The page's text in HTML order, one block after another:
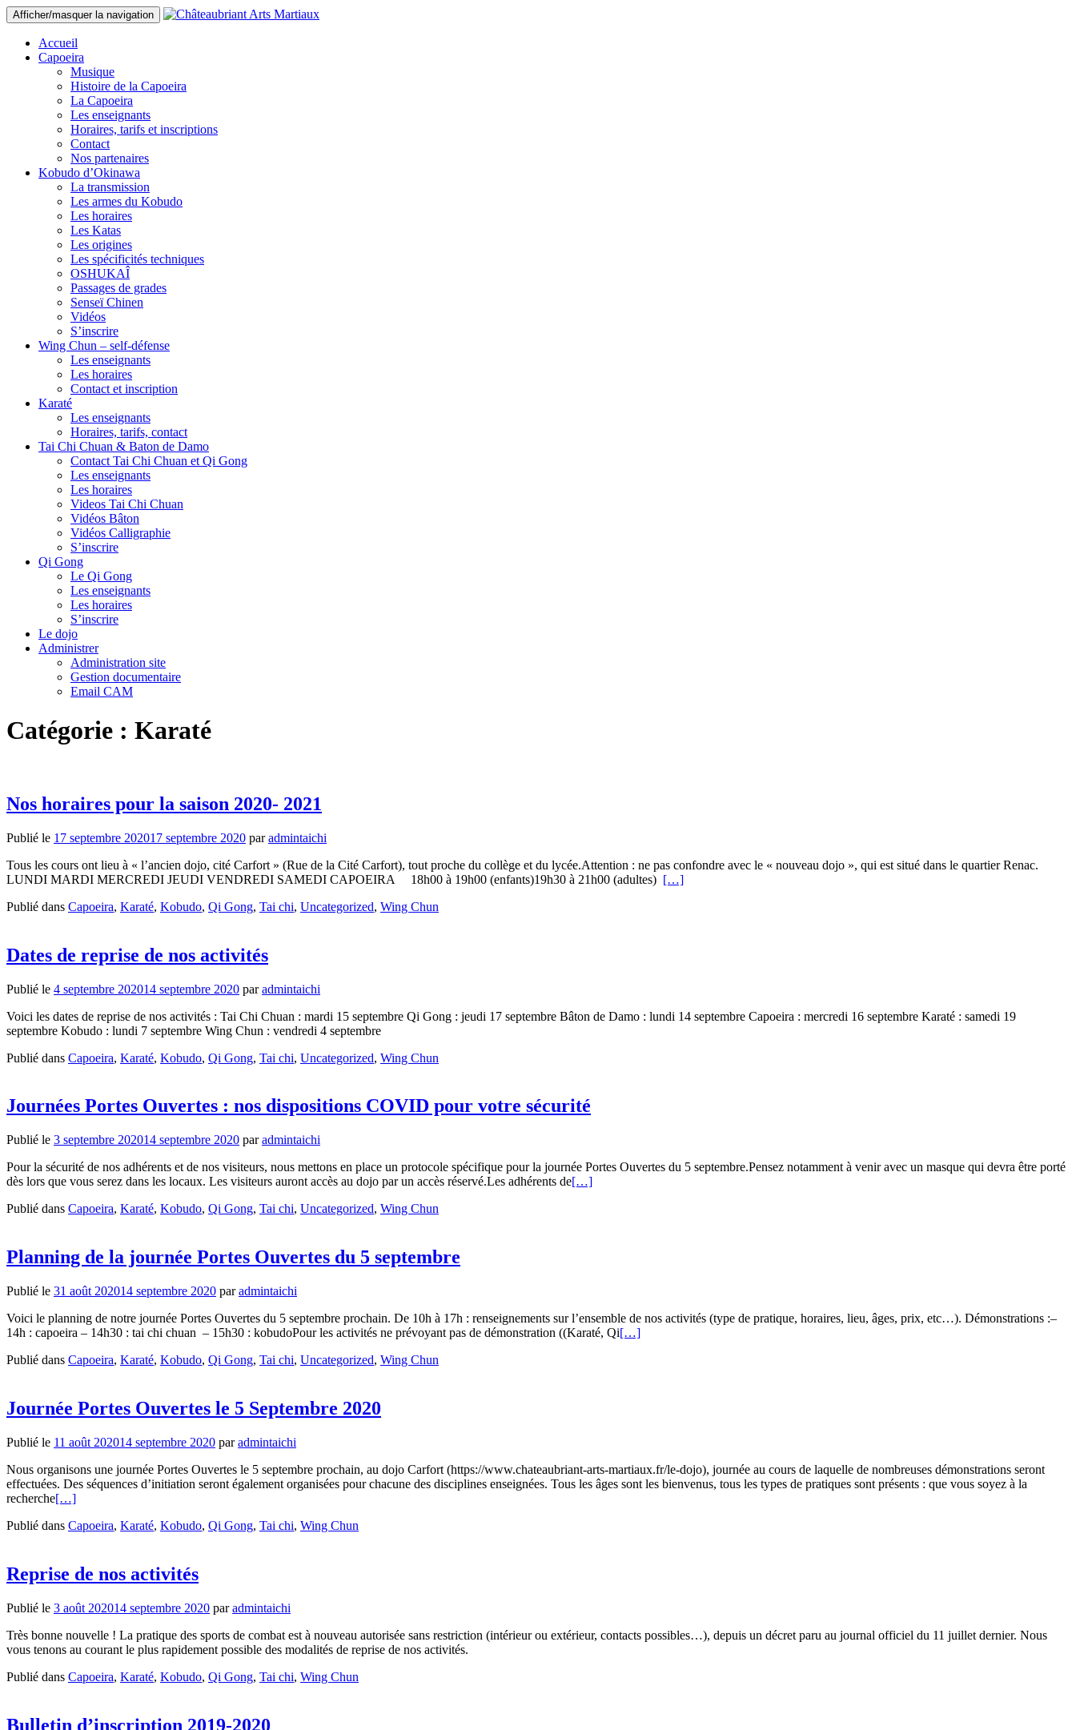
Afficher/masquer la navigation
Aller
Accueil
Capoeira
Musique
Histoire de la Capoeira
La Capoeira
Les enseignants
Horaires, tarifs et inscriptions
Contact
Nos partenaires
Kobudo d’Okinawa
La transmission
Les armes du Kobudo
Les horaires
Les Katas
Les origines
Les spécificités techniques
OSHUKAÎ
Passages de grades
Senseï Chinen
Vidéos
S’inscrire
Wing Chun – self-défense
Les enseignants
Les horaires
Contact et inscription
Karaté
Les enseignants
Horaires, tarifs, contact
Tai Chi Chuan & Baton de Damo
Contact Tai Chi Chuan et Qi Gong
Les enseignants
Les horaires
Videos Tai Chi Chuan
Vidéos Bâton
Vidéos Calligraphie
S’inscrire
Qi Gong
Le Qi Gong
Les enseignants
Les horaires
S’inscrire
Le dojo
Administrer
Administration site
Gestion documentaire
Email CAM
Catégorie : Karaté
Nos horaires pour la saison 2020- 2021
Publié le 17 septembre 202017 septembre 2020 paradmintaichi
Tous les cours ont lieu à « l’ancien dojo, cité Carfort » (Rue de la Cité Carfort), tout proche du collège et du lycée.Attention : ne pas confondre avec le « nouveau dojo », qui est situé dans le quartier Renac.
LUNDI MARDI MERCREDI JEUDI VENDREDI SAMEDI CAPOEIRA 18h00 à 19h00 (enfants)19h30 à 21h00 (adultes) […]
Publié dans Capoeira, Karaté, Kobudo, Qi Gong, Tai chi, Uncategorized, Wing Chun
Dates de reprise de nos activités
Publié le 4 septembre 202014 septembre 2020 paradmintaichi
Voici les dates de reprise de nos activités : Tai Chi Chuan : mardi 15 septembre Qi Gong : jeudi 17 septembre Bâton de Damo : lundi 14 septembre Capoeira : mercredi 16 septembre Karaté : samedi 19
septembre Kobudo : lundi 7 septembre Wing Chun : vendredi 4 septembre
Publié dans Capoeira, Karaté, Kobudo, Qi Gong, Tai chi, Uncategorized, Wing Chun
Journées Portes Ouvertes : nos dispositions COVID pour votre sécurité
Publié le 3 septembre 202014 septembre 2020 paradmintaichi
Pour la sécurité de nos adhérents et de nos visiteurs, nous mettons en place un protocole spécifique pour la journée Portes Ouvertes du 5 septembre.Pensez notamment à venir avec un masque qui devra être porté
dès lors que vous serez dans les locaux. Les visiteurs auront accès au dojo par un accès réservé.Les adhérents de[…]
Publié dans Capoeira, Karaté, Kobudo, Qi Gong, Tai chi, Uncategorized, Wing Chun
Planning de la journée Portes Ouvertes du 5 septembre
Publié le 31 août 202014 septembre 2020 paradmintaichi
Voici le planning de notre journée Portes Ouvertes du 5 septembre prochain. De 10h à 17h : renseignements sur l’ensemble de nos activités (type de pratique, horaires, lieu, âges, prix, etc…). Démonstrations :–
14h : capoeira – 14h30 : tai chi chuan – 15h30 : kobudoPour les activités ne prévoyant pas de démonstration ((Karaté, Qi[…]
Publié dans Capoeira, Karaté, Kobudo, Qi Gong, Tai chi, Uncategorized, Wing Chun
Journée Portes Ouvertes le 5 Septembre 2020
Publié le 11 août 202014 septembre 2020 paradmintaichi
Nous organisons une journée Portes Ouvertes le 5 septembre prochain, au dojo Carfort (https://www.chateaubriant-arts-martiaux.fr/le-dojo), journée au cours de laquelle de nombreuses démonstrations seront
effectuées. Des séquences d’initiation seront également organisées pour chacune des disciplines enseignées. Tous les âges sont les bienvenus, tous les types de pratiques sont présents : que vous soyez à la
recherche[…]
Publié dans Capoeira, Karaté, Kobudo, Qi Gong, Tai chi, Wing Chun
Reprise de nos activités
Publié le 3 août 202014 septembre 2020 paradmintaichi
Très bonne nouvelle ! La pratique des sports de combat est à nouveau autorisée sans restriction (intérieur ou extérieur, contacts possibles…), depuis un décret paru au journal officiel du 11 juillet dernier. Nous
vous tenons au courant le plus rapidement possible des modalités de reprise de nos activités.
Publié dans Capoeira, Karaté, Kobudo, Qi Gong, Tai chi, Wing Chun
Bulletin d’inscription 2019-2020